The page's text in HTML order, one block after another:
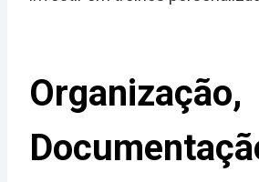
Organização,